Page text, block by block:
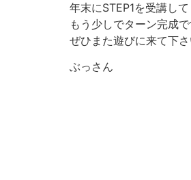
年末にSTEP1を受講し
もう少しでターン完成で
ぜひまた遊びに来て下さ
ぶっさん